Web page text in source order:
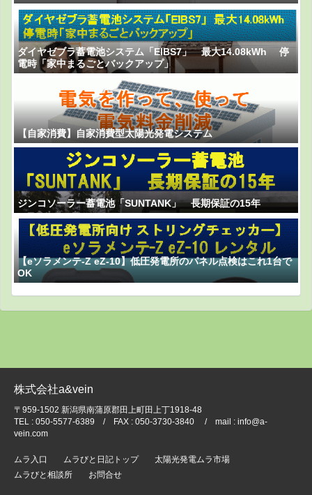
ダイヤゼブラ蓄電池システム「EIBS7」 最大14.08kWh 停
電時「家中まるごとバックアップ」
【自家消費】自家消費型太陽光発電システム
ジンコソーラー蓄電池「SUNTANK」 長期保証の15年
【eソラメンテ-Z eZ-10】低圧発電所のパネル点検はこれ1台で
OK
株式会社a&vein
〒959-1502 新潟県南蒲原郡田上町田上丁1918-48
TEL : 050-5577-6389 / FAX : 050-3730-3840 / mail : info@a-
vein.com
ムラ入口 ムラびと日記トップ
太陽光発電ムラ市場
ムラびと相談所
お問合せ